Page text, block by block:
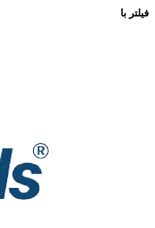
فیلتر با